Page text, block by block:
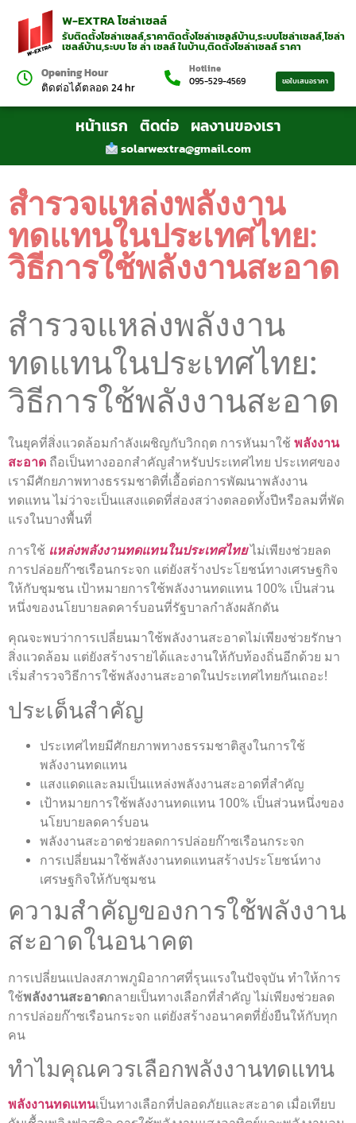
W-EXTRA โซล่าเซลล์
รับติดตั้งโซล่าเซลล์,ราคาติดตั้งโซล่าเซลล์บ้าน,ระบบโซล่าเซลล์,โซล่า
เซลล์บ้าน,ระบบ โซ ล่า เซลล์ ในบ้าน,ติดตั้งโซล่าเซลล์ ราคา
Opening Hour
ติดต่อได้ตลอด 24 hr
Hotline
095-529-4569
ขอใบเสนอราคา
หน้าแรก ติดต่อ ผลงานของเรา
solarwextra@gmail.com
สำรวจแหล่งพลังงาน
ทดแทนในประเทศไทย:
วิธีการใช้พลังงานสะอาด
สำรวจแหล่งพลังงาน
ทดแทนในประเทศไทย:
วิธีการใช้พลังงานสะอาด
ในยุคที่สิ่งแวดล้อมกำลังเผชิญกับวิกฤต การหันมาใช้ พลังงาน
สะอาด ถือเป็นทางออกสำคัญสำหรับประเทศไทย ประเทศของ
เรามีศักยภาพทางธรรมชาติที่เอื้อต่อการพัฒนาพลังงาน
ทดแทน ไม่ว่าจะเป็นแสงแดดที่ส่องสว่างตลอดทั้งปีหรือลมที่พัด
แรงในบางพื้นที่
การใช้ แหล่งพลังงานทดแทนในประเทศไทยไม่เพียงช่วยลด
การปล่อยก๊าซเรือนกระจก แต่ยังสร้างประโยชน์ทางเศรษฐกิจ
ให้กับชุมชน เป้าหมายการใช้พลังงานทดแทน 100% เป็นส่วน
หนึ่งของนโยบายลดคาร์บอนที่รัฐบาลกำลังผลักดัน
คุณจะพบว่าการเปลี่ยนมาใช้พลังงานสะอาดไม่เพียงช่วยรักษา
สิ่งแวดล้อม แต่ยังสร้างรายได้และงานให้กับท้องถิ่นอีกด้วย มา
เริ่มสำรวจวิธีการใช้พลังงานสะอาดในประเทศไทยกันเถอะ!
ประเด็นสำคัญ
ประเทศไทยมีศักยภาพทางธรรมชาติสูงในการใช้
พลังงานทดแทน
แสงแดดและลมเป็นแหล่งพลังงานสะอาดที่สำคัญ
เป้าหมายการใช้พลังงานทดแทน 100% เป็นส่วนหนึ่งของ
นโยบายลดคาร์บอน
พลังงานสะอาดช่วยลดการปล่อยก๊าซเรือนกระจก
การเปลี่ยนมาใช้พลังงานทดแทนสร้างประโยชน์ทาง
เศรษฐกิจให้กับชุมชน
ความสำคัญของการใช้พลังงาน
สะอาดในอนาคต
การเปลี่ยนแปลงสภาพภูมิอากาศที่รุนแรงในปัจจุบัน ทำให้การ
ใช้พลังงานสะอาดกลายเป็นทางเลือกที่สำคัญ ไม่เพียงช่วยลด
การปล่อยก๊าซเรือนกระจก แต่ยังสร้างอนาคตที่ยั่งยืนให้กับทุก
คน
ทำไมคุณควรเลือกพลังงานทดแทน
พลังงานทดแทนเป็นทางเลือกที่ปลอดภัยและสะอาด เมื่อเทียบ